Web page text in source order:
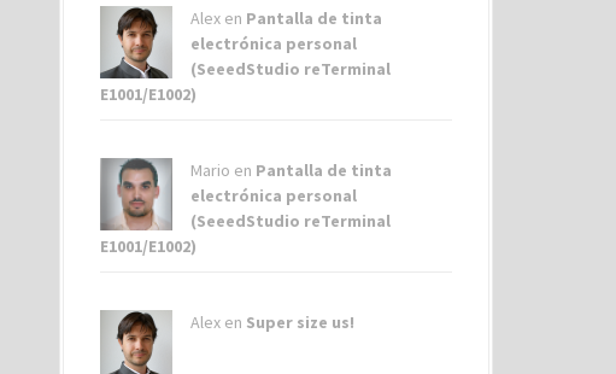
Alex en Pantalla de tinta
electrónica personal
(SeeedStudio reTerminal
E1001/E1002)
Mario en Pantalla de tinta
electrónica personal
(SeeedStudio reTerminal
E1001/E1002)
Alex en Super size us!